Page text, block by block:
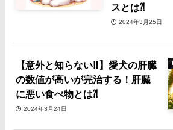
スとは⁈
2024年3月25日
【意外と知らない‼️】愛犬の肝臓
の数値が高いが完治する！肝臓
に悪い食べ物とは⁈
2024年3月24日